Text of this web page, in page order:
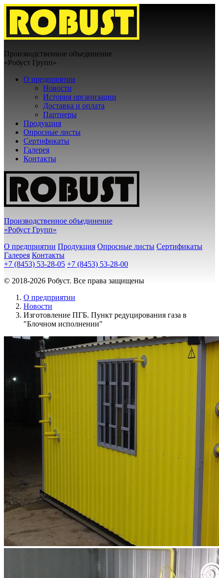
Производственное объединение
«Робуст Групп»
О предприятии
Новости
История организации
Доставка и оплата
Партнеры
Продукция
Опросные листы
Сертификаты
Галерея
Контакты
Производственное объединение
«Робуст Групп»
О предприятии Продукция Опросные листы Сертификаты
Галерея Контакты
+7 (8453) 53-28-05 +7 (8453) 53-28-00
© 2018-2026 Робуст. Все права защищены
О предприятии
Новости
Изготовление ПГБ. Пункт редуцирования газа в
"Блочном исполнении"